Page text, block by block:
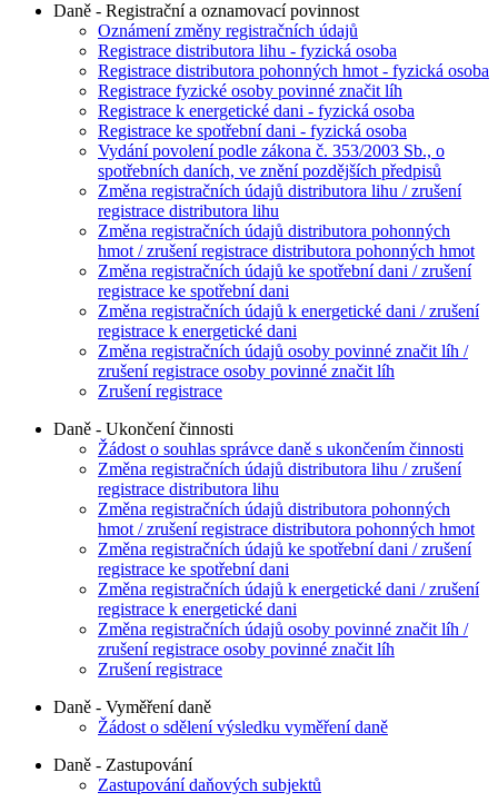
Daně - Registrační a oznamovací povinnost
Oznámení změny registračních údajů
Registrace distributora lihu - fyzická osoba
Registrace distributora pohonných hmot - fyzická osoba
Registrace fyzické osoby povinné značit líh
Registrace k energetické dani - fyzická osoba
Registrace ke spotřební dani - fyzická osoba
Vydání povolení podle zákona č. 353/2003 Sb., o
spotřebních daních, ve znění pozdějších předpisů
Změna registračních údajů distributora lihu / zrušení
registrace distributora lihu
Změna registračních údajů distributora pohonných
hmot / zrušení registrace distributora pohonných hmot
Změna registračních údajů ke spotřební dani / zrušení
registrace ke spotřební dani
Změna registračních údajů k energetické dani / zrušení
registrace k energetické dani
Změna registračních údajů osoby povinné značit líh /
zrušení registrace osoby povinné značit líh
Zrušení registrace
Daně - Ukončení činnosti
Žádost o souhlas správce daně s ukončením činnosti
Změna registračních údajů distributora lihu / zrušení
registrace distributora lihu
Změna registračních údajů distributora pohonných
hmot / zrušení registrace distributora pohonných hmot
Změna registračních údajů ke spotřební dani / zrušení
registrace ke spotřební dani
Změna registračních údajů k energetické dani / zrušení
registrace k energetické dani
Změna registračních údajů osoby povinné značit líh /
zrušení registrace osoby povinné značit líh
Zrušení registrace
Daně - Vyměření daně
Žádost o sdělení výsledku vyměření daně
Daně - Zastupování
Zastupování daňových subjektů